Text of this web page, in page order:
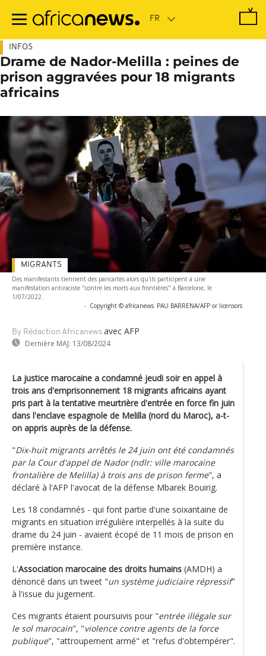
contenu
INFOS
Drame de Nador-Melilla : peines de
prison aggravées pour 18 migrants
africains
Des manifestants tiennent des pancartes alors qu'ils participent à une
manifestation antiraciste "contre les morts aux frontières" à Barcelone, le
1/07/2022.
- Copyright © africanews PAU BARRENA/AFP or licensors
By Rédaction Africanews avec AFP
Dernière MAJ: 13/08/2024
MIGRANTS
La justice marocaine a condamné jeudi soir en appel à
trois ans d'emprisonnement 18 migrants africains ayant
pris part à la tentative meurtrière d'entrée en force fin juin
dans l'enclave espagnole de Melilla (nord du Maroc), a-t-
on appris auprès de la défense.
"Dix-huit migrants arrêtés le 24 juin ont été condamnés
par la Cour d'appel de Nador (ndlr: ville marocaine
frontalière de Melilla) à trois ans de prison ferme", a
déclaré à l'AFP l'avocat de la défense Mbarek Bouirig.
Les 18 condamnés - qui font partie d'une soixantaine de
migrants en situation irrégulière interpellés à la suite du
drame du 24 juin - avaient écopé de 11 mois de prison en
première instance.
L'Association marocaine des droits humains (AMDH) a
dénoncé dans un tweet "un système judiciaire répressif"
à l'issue du jugement.
Ces migrants étaient poursuivis pour "entrée illégale sur
le sol marocain", "violence contre agents de la force
publique", "attroupement armé" et "refus d'obtempérer".